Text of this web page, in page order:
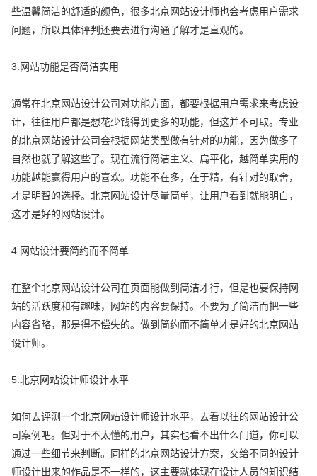
些温馨简洁的舒适的颜色，很多北京网站设计师也会考虑用户需求
问题，所以具体评判还要去进行沟通了解才是直观的。
3.网站功能是否简洁实用
通常在北京网站设计公司对功能方面，都要根据用户需求来考虑设
计，往往用户都是想花少钱得到更多的功能，但这并不可取。专业
的北京网站设计公司会根据网站类型做有针对的功能，因为做多了
自然也就了解这些了。现在流行简洁主义、扁平化，越简单实用的
功能越能赢得用户的喜欢。功能不在多，在于精，有针对的取舍，
才是明智的选择。北京网站设计尽量简单，让用户看到就能明白，
这才是好的网站设计。
4.网站设计要简约而不简单
在整个北京网站设计公司在页面能做到简洁才行，但是也要保持网
站的活跃度和有趣味，网站的内容要保持。不要为了简洁而把一些
内容省略，那是得不偿失的。做到简约而不简单才是好的北京网站
设计师。
5.北京网站设计师设计水平
如何去评测一个北京网站设计师设计水平，去看以往的网站设计公
司案例吧。但对于不太懂的用户，其实也看不出什么门道，你可以
通过一些细节来判断。同样的北京网站设计方案，交给不同的设计
师设计出来的作品是不一样的，这主要就体现在设计人员的知识结